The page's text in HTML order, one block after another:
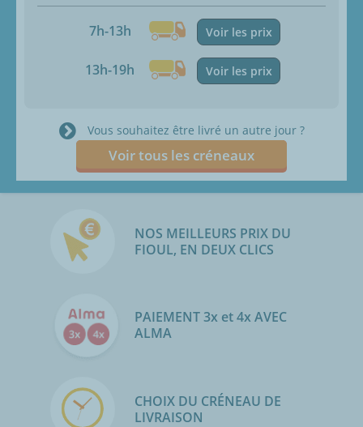
7h-13h Voir les prix
13h-19h Voir les prix
Vous souhaitez être livré un autre jour ?
Voir tous les créneaux
NOS MEILLEURS PRIX DU
FIOUL, EN DEUX CLICS
PAIEMENT 3x et 4x AVEC
ALMA
CHOIX DU CRÉNEAU DE
LIVRAISON